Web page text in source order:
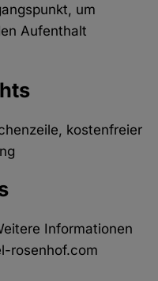
um
Aufenthalt
kostenfreier
Informationen
rosenhof.com